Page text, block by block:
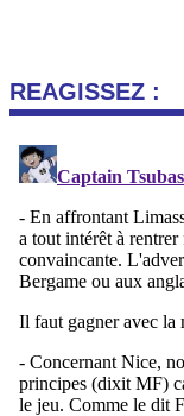
REAGISSEZ :